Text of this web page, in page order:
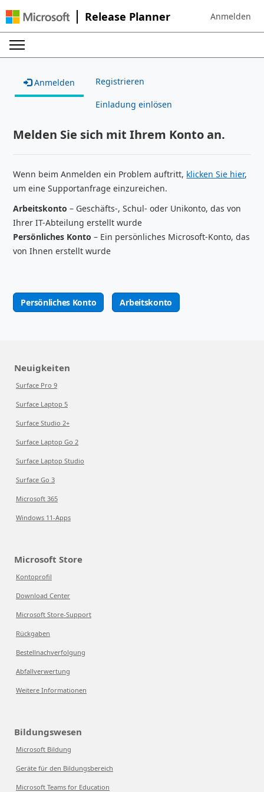
Release Planner Sign in to
Anmelden
Anmelden Registrieren
Einladung einlösen
Melden Sie sich mit Ihrem Konto an.
Wenn beim Anmelden ein Problem auftritt, klicken Sie hier,
um eine Supportanfrage einzureichen.
Arbeitskonto – Geschäfts-, Schul- oder Unikonto, das von
Ihrer IT-Abteilung erstellt wurde
Persönliches Konto – Ein persönliches Microsoft-Konto, das
von Ihnen erstellt wurde
Persönliches Konto Arbeitskonto
Neuigkeiten
Surface Pro 9
Surface Laptop 5
Surface Studio 2+
Surface Laptop Go 2
Surface Laptop Studio
Surface Go 3
Microsoft 365
Windows 11-Apps
Microsoft Store
Kontoprofil
Download Center
Microsoft Store-Support
Rückgaben
Bestellnachverfolgung
Abfallverwertung
Weitere Informationen
Bildungswesen
Microsoft Bildung
Geräte für den Bildungsbereich
Microsoft Teams for Education